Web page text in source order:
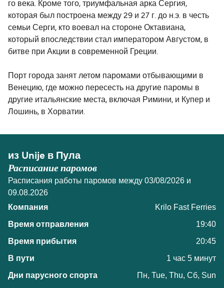
го века. Кроме того, триумфальная арка Сергия,
которая был построена между 29 и 27 г. до н.э. в честь
семьи Серги, кто воевал на стороне Октавиана,
который впоследствии стал императором Августом, в
битве при Акции в современной Греции.
Порт города занят летом паромами отбывающими в
Венецию, где можно пересесть на другие паромы в
другие итальянские места, включая Римини, и Купер и
Лошинь, в Хорватии.
из Unije в Пула
Расписание паромов
Расписания работы паромов между 03/08/2026 и
09.08.2026
Krilo Fast Ferries
19:40
20:45
1 час 5 минут
Пн, Tue, Thu, Сб, Sun